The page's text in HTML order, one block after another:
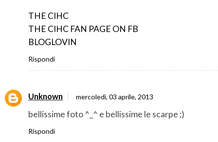
THE CIHC
THE CIHC FAN PAGE ON FB
BLOGLOVIN
Rispondi
Unknown mercoledì, 03 aprile, 2013
bellissime foto ^_^ e bellissime le scarpe ;)
Rispondi